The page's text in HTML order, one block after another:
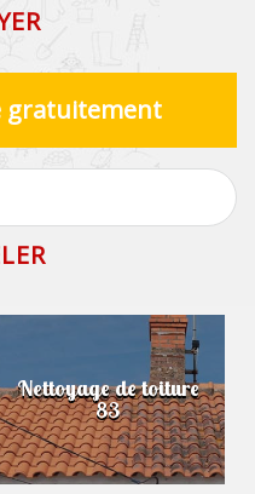
gratuitement
Nettoyage de toiture
83